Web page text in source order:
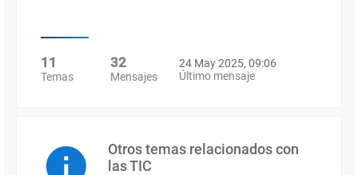
11
Temas
32
Mensajes
24 May 2025, 09:06
Último mensaje
Otros temas relacionados con
las TIC